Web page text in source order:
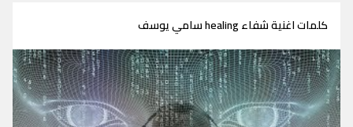
كلمات اغنية شفاء healing سامي يوسف